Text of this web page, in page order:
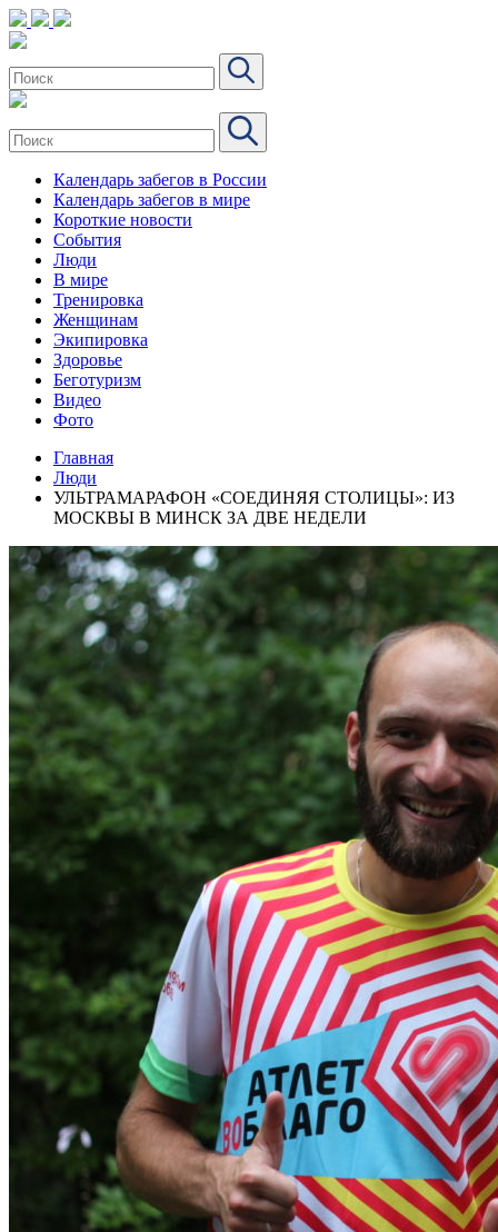
Календарь забегов в России
Календарь забегов в мире
Короткие новости
События
Люди
В мире
Тренировка
Женщинам
Экипировка
Здоровье
Беготуризм
Видео
Фото
Главная
Люди
УЛЬТРАМАРАФОН «СОЕДИНЯЯ СТОЛИЦЫ»: ИЗ
МОСКВЫ В МИНСК ЗА ДВЕ НЕДЕЛИ